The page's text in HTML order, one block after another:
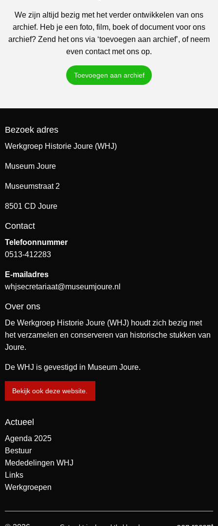
We zijn altijd bezig met het verder ontwikkelen van ons
archief. Heb je een foto, film, boek of document voor ons
archief? Zend het ons via ‘toevoegen aan archief’, of neem
even contact met ons op.
Toevoegen aan archief
Bezoek adres
Werkgroep Historie Joure (WHJ)
Museum Joure
Museumstraat 2
8501 CD Joure
Contact
Telefoonnummer
0513-412283
E-mailadres
whjsecretariaat@museumjoure.nl
Over ons
De Werkgroep Historie Joure (WHJ) houdt zich bezig met
het verzamelen en conserveren van historische stukken van
Joure.
De WHJ is gevestigd in Museum Joure.
Bekijk ook deze website.
Actueel
Agenda 2025
Bestuur
Mededelingen WHJ
Links
Werkgroepen